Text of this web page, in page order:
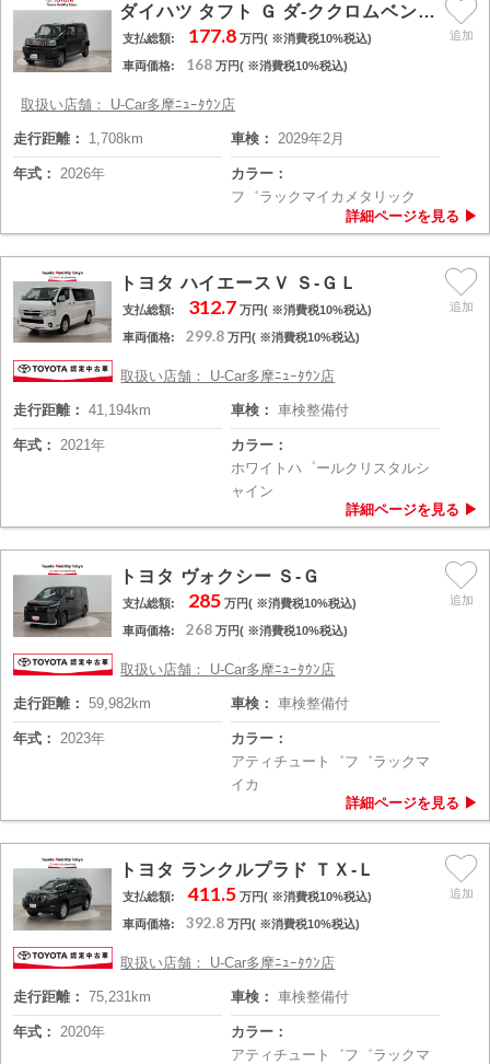
ダイハツ タフト Ｇ ダ-ククロムベンチャ-
支払総額: 177.8万円( ※消費税10%税込)
車両価格: 168 万円( ※消費税10%税込)
取扱い店舗： U-Car多摩ﾆｭｰﾀｳﾝ店
走行距離： 1,708km 車検： 2029年2月
年式： 2026年
カラー：
フ゛ラックマイカメタリック
トヨタ ハイエースＶ Ｓ-ＧＬ
支払総額: 312.7万円( ※消費税10%税込)
車両価格: 299.8 万円( ※消費税10%税込)
取扱い店舗： U-Car多摩ﾆｭｰﾀｳﾝ店
走行距離： 41,194km 車検： 車検整備付
年式： 2021年
カラー：
ホワイトハ゜ールクリスタルシ
ャイン
トヨタ ヴォクシー Ｓ-Ｇ
支払総額: 285万円( ※消費税10%税込)
車両価格: 268 万円( ※消費税10%税込)
取扱い店舗： U-Car多摩ﾆｭｰﾀｳﾝ店
走行距離： 59,982km 車検： 車検整備付
年式： 2023年
カラー：
アティチュート゛フ゛ラックマ
イカ
トヨタ ランクルプラド ＴＸ-Ｌ
支払総額: 411.5万円( ※消費税10%税込)
車両価格: 392.8 万円( ※消費税10%税込)
取扱い店舗： U-Car多摩ﾆｭｰﾀｳﾝ店
走行距離： 75,231km 車検： 車検整備付
年式： 2020年
カラー：
アティチュート゛フ゛ラックマ